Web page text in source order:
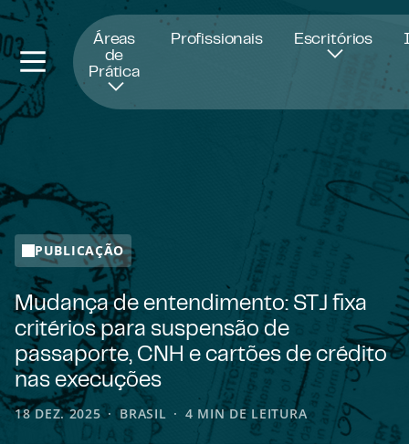
Áreas
de
Prática
Profissionais Escritórios
PUBLICAÇÃO
Mudança de entendimento: STJ fixa
critérios para suspensão de
passaporte, CNH e cartões de crédito
nas execuções
18 DEZ. 2025 BRASIL 4 MIN DE LEITURA
Abre numa nova janela